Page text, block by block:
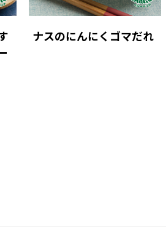
ナスのにんにくゴマだれ